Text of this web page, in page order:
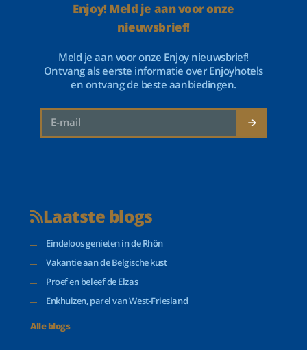
Enjoy! Meld je aan voor onze
nieuwsbrief!
Meld je aan voor onze Enjoy nieuwsbrief!
Ontvang als eerste informatie over Enjoyhotels
en ontvang de beste aanbiedingen.
Laatste blogs
Eindeloos genieten in de Rhön
Vakantie aan de Belgische kust
Proef en beleef de Elzas
Enkhuizen, parel van West-Friesland
Alle blogs